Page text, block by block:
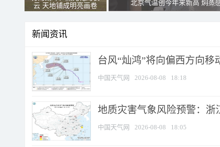
云 天地铺成明亮画卷
北京气温创今年来新高 焖蒸
新闻资讯
台风“灿鸿”将向偏西方向移
中国天气网 2026-08-08 18:18
地质灾害气象风险预警：
中国天气网 2026-08-08 18:05